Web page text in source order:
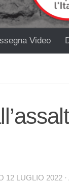
Video
12 LUGLIO 2022